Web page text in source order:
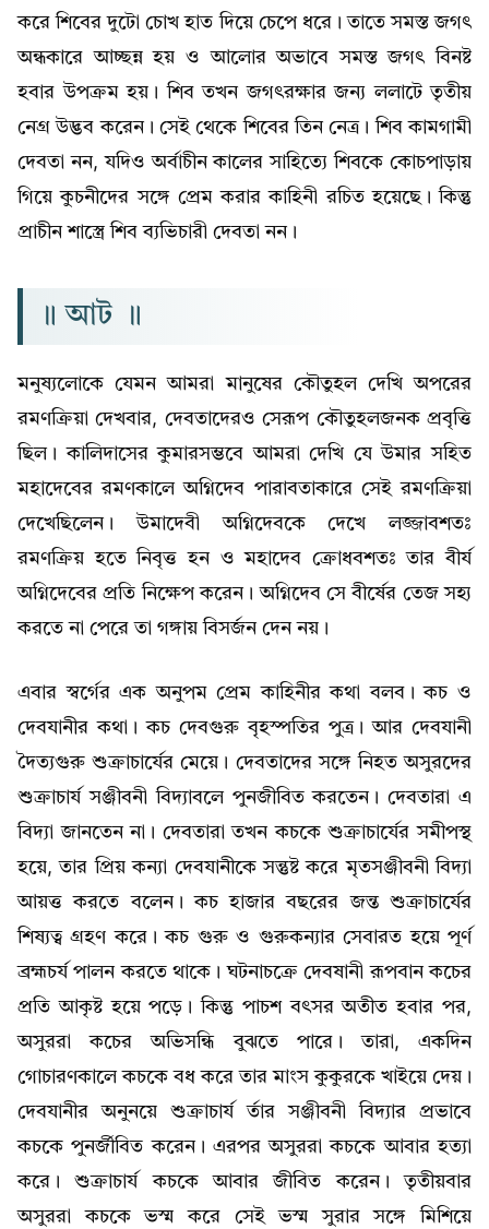
করে শিবের দুটো চোখ হাত দিয়ে চেপে ধরে। তাতে সমস্ত জগৎ
অন্ধকারে আচ্ছন্ন হয় ও আলোর অভাবে সমস্ত জগৎ বিনষ্ট
হবার উপক্রম হয়। শিব তখন জগৎরক্ষার জন্য ললাটে তৃতীয়
নেগ্র উদ্ভব করেন। সেই থেকে শিবের তিন নেত্র। শিব কামগামী
দেবতা নন, যদিও অর্বাচীন কালের সাহিত্যে শিবকে কোচপাড়ায়
গিয়ে কুচনীদের সঙ্গে প্রেম করার কাহিনী রচিত হয়েছে। কিন্তু
প্রাচীন শাস্ত্রে শিব ব্যভিচারী দেবতা নন।
॥ আট ॥
মনুষ্যলোকে যেমন আমরা মানুষের কৌতুহল দেখি অপরের
রমণক্রিয়া দেখবার, দেবতাদেরও সেরূপ কৌতুহলজনক প্রবৃত্তি
ছিল। কালিদাসের কুমারসম্ভবে আমরা দেখি যে উমার সহিত
মহাদেবের রমণকালে অগ্নিদেব পারাবতাকারে সেই রমণক্রিয়া
দেখেছিলেন। উমাদেবী অগ্নিদেবকে দেখে লজ্জাবশতঃ
রমণক্রিয় হতে নিবৃত্ত হন ও মহাদেব ক্রোধবশতঃ তার বীর্য
অগ্নিদেবের প্রতি নিক্ষেপ করেন। অগ্নিদেব সে বীর্ষের তেজ সহ্য
করতে না পেরে তা গঙ্গায় বিসর্জন দেন নয়।
এবার স্বর্গের এক অনুপম প্রেম কাহিনীর কথা বলব। কচ ও
দেবযানীর কথা। কচ দেবগুরু বৃহস্পতির পুত্র। আর দেবযানী
দৈত্যগুরু শুক্রাচার্যের মেয়ে। দেবতাদের সঙ্গে নিহত অসুরদের
শুক্রাচার্য সঞ্জীবনী বিদ্যাবলে পুনজীবিত করতেন। দেবতারা এ
বিদ্যা জানতেন না। দেবতারা তখন কচকে শুক্রাচার্যের সমীপস্থ
হয়ে, তার প্রিয় কন্যা দেবযানীকে সন্তুষ্ট করে মৃতসঞ্জীবনী বিদ্যা
আয়ত্ত করতে বলেন। কচ হাজার বছরের জন্ত শুক্রাচার্যের
শিষ্যত্ব গ্রহণ করে। কচ গুরু ও গুরুকন্যার সেবারত হয়ে পূর্ণ
ব্রহ্মচর্য পালন করতে থাকে। ঘটনাচক্রে দেবষানী রূপবান কচের
প্রতি আকৃষ্ট হয়ে পড়ে। কিন্তু পাচশ বৎসর অতীত হবার পর,
অসুররা কচের অভিসন্ধি বুঝতে পারে। তারা, একদিন
গোচারণকালে কচকে বধ করে তার মাংস কুকুরকে খাইয়ে দেয়।
দেবযানীর অনুনয়ে শুক্রাচার্য র্তার সঞ্জীবনী বিদ্যার প্রভাবে
কচকে পুনর্জীবিত করেন। এরপর অসুররা কচকে আবার হত্যা
করে। শুক্রাচার্য কচকে আবার জীবিত করেন। তৃতীয়বার
অসুররা কচকে ভস্ম করে সেই ভস্ম সুরার সঙ্গে মিশিয়ে